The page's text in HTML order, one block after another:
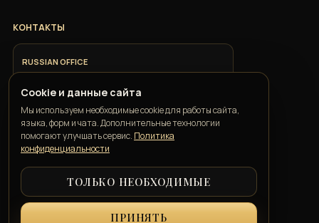
КОНТАКТЫ
RUSSIAN OFFICE
+7 918 685 9883
ITALIAN OFFICE
+39 351 352 1163
GEORGIAN OFFICE
+995 550 00 57 50
Cookie и данные сайта
Мы используем необходимые cookie для работы сайта,
языка, форм и чата. Дополнительные технологии
помогают улучшать сервис. Политика
конфиденциальности
ТОЛЬКО НЕОБХОДИМЫЕ
ПРИНЯТЬ